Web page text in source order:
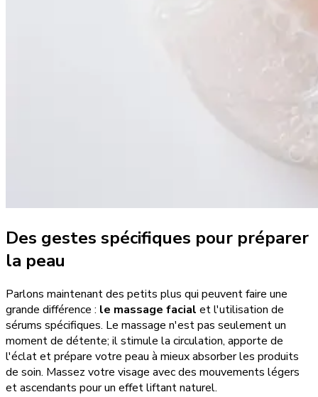
Des gestes spécifiques pour préparer
la peau
Parlons maintenant des petits plus qui peuvent faire une
grande différence : le massage facial et l'utilisation de
sérums spécifiques. Le massage n'est pas seulement un
moment de détente; il stimule la circulation, apporte de
l'éclat et prépare votre peau à mieux absorber les produits
de soin. Massez votre visage avec des mouvements légers
et ascendants pour un effet liftant naturel.